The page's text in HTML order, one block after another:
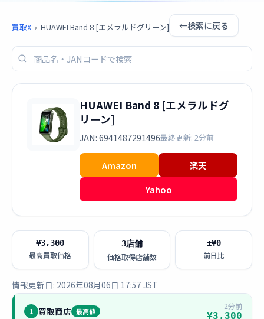
買取X › HUAWEI Band 8 [エメラルドグリーン] ←検索に戻る
HUAWEI Band 8 [エメラルドグ
リーン]
JAN: 6941487291496最終更新: 2分前
Amazon
楽天
Yahoo
¥3,300
最高買取価格
3店舗
価格取得店舗数
±¥0
前日比
情報更新日: 2026年08月06日 17:57 JST
1 買取商店 最高値
2分前
¥3,300